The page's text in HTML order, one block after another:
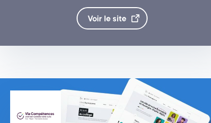
Voir le site